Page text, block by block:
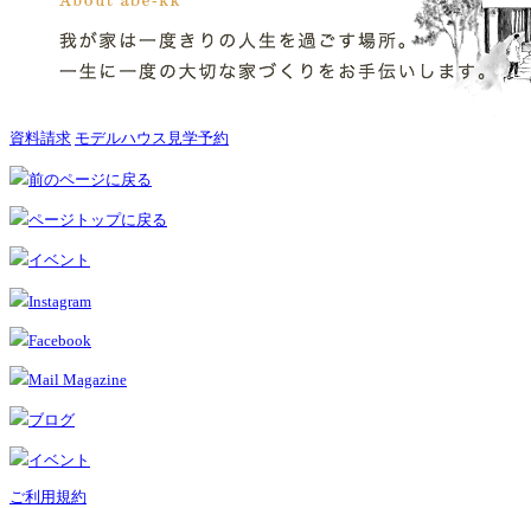
資料請求 モデルハウス見学予約
前のページに戻る
ページトップに戻る
イベント
Instagram
Facebook
Mail Magazine
ブログ
イベント
ご利用規約